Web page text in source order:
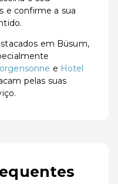
e confirme a sua
em Büsum,
e Hotel
pelas suas